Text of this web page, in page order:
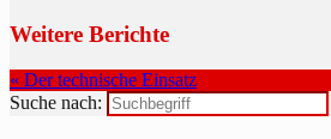
Weitere Berichte
« Der technische Einsatz
Suche nach: